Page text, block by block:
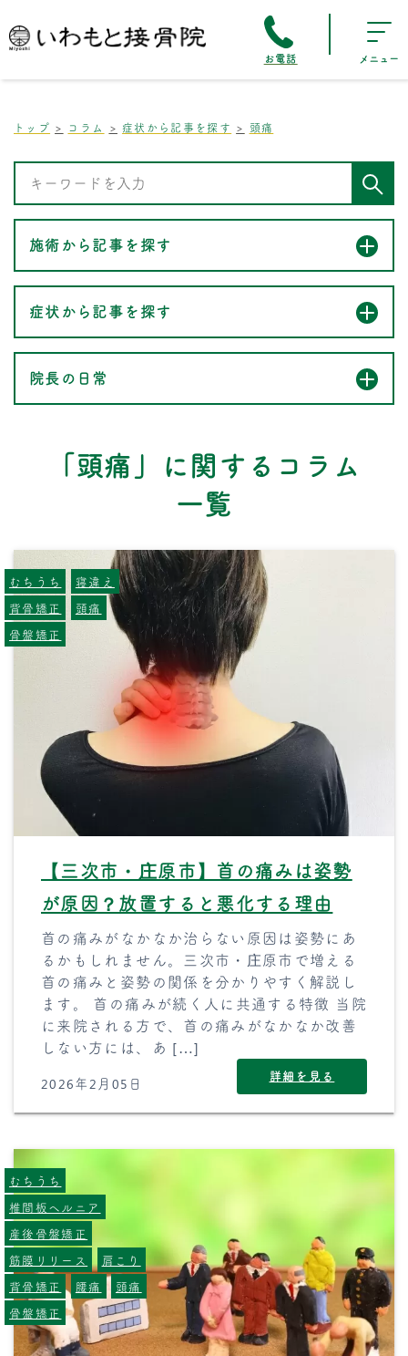
お電話 メニュー
トップ コラム 症状から記事を探す 頭痛
施術から記事を探す
症状から記事を探す
院長の日常
「頭痛」に関するコラム
一覧
【三次市・庄原市】首の痛みは姿勢
が原因？放置すると悪化する理由
首の痛みがなかなか治らない原因は姿勢にあ
るかもしれません。三次市・庄原市で増える
首の痛みと姿勢の関係を分かりやすく解説し
ます。 首の痛みが続く人に共通する特徴 当院
に来院される方で、首の痛みがなかなか改善
しない方には、あ […]
2026年2月05日 詳細を見る
むちうち
寝違え
背骨矯正
頭痛
骨盤矯正
むちうち
椎間板ヘルニア
産後骨盤矯正
筋膜リリース
肩こり
背骨矯正
腰痛
頭痛
骨盤矯正